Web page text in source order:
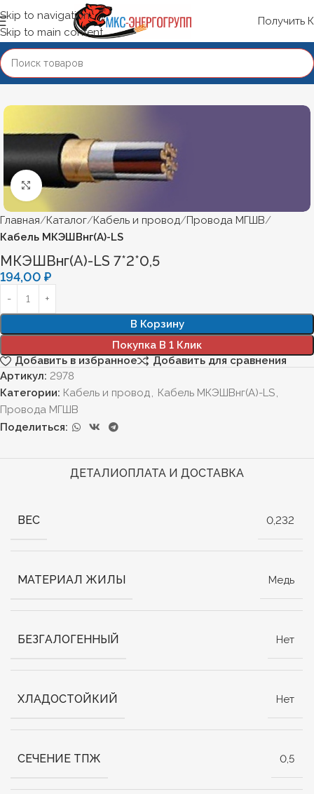
Skip to navigation
Skip to main content
Получить
Нажмите, чтобы увеличить
Главная Каталог Кабель и провод Провода МГШВ
Кабель МКЭШВнг(А)-LS
МКЭШВнг(А)-LS 7*2*0,5
194,00 ₽
В Корзину
Покупка В 1 Клик
Добавить в избранное
Добавить для сравнения
Артикул: 2978
Категории: Кабель и провод, Кабель МКЭШВнг(А)-LS,
Провода МГШВ
Поделиться:
ДЕТАЛИОПЛАТА И ДОСТАВКА
ВЕС 0,232
МАТЕРИАЛ ЖИЛЫ Медь
БЕЗГАЛОГЕННЫЙ Нет
ХЛАДОСТОЙКИЙ Нет
СЕЧЕНИЕ ТПЖ 0,5